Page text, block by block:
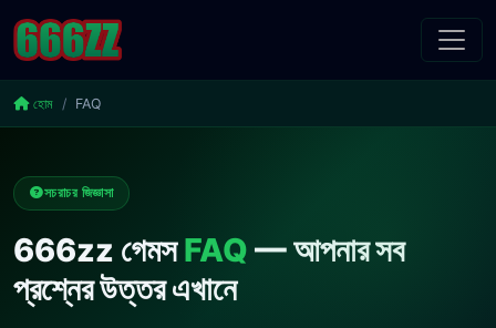
হোম FAQ
সচরাচর জিজ্ঞাসা
666zz গেমসFAQ — আপনার সব
প্রশ্নের উত্তর এখানে